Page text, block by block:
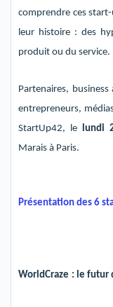
comprendre ces
leur histoire : des
produit ou du service.
Partenaires, business
entrepreneurs,
StartUp42, le lundi
Marais à Paris.
Présentation des 6
WorldCraze : le futur